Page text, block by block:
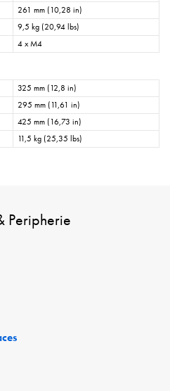
261 mm (10,28 in)
9,5 kg (20,94 lbs)
4 x M4
325 mm (12,8 in)
295 mm (11,61 in)
425 mm (16,73 in)
11,5 kg (25,35 lbs)
Peripherie